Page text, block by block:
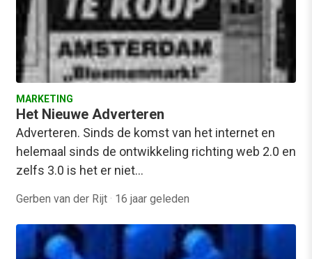
MARKETING
Het Nieuwe Adverteren
Adverteren. Sinds de komst van het internet en
helemaal sinds de ontwikkeling richting web 2.0 en
zelfs 3.0 is het er niet…
Gerben van der Rijt · 16 jaar geleden